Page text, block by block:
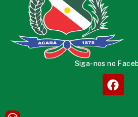
Siga-nos no